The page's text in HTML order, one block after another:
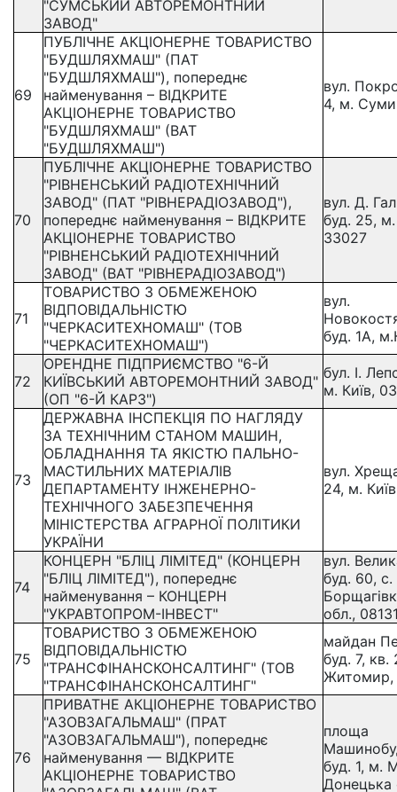
"СУМСЬКИЙ АВТОРЕМОНТНИЙ
ЗАВОД"
69
ПУБЛІЧНЕ АКЦIОНЕРНЕ ТОВАРИСТВО
"БУДШЛЯХМАШ" (ПАТ
"БУДШЛЯХМАШ"), попереднє
найменування – ВIДКРИТЕ
АКЦIОНЕРНЕ ТОВАРИСТВО
"БУДШЛЯХМАШ" (ВАТ
"БУДШЛЯХМАШ")
вул.
4, м.
70
ПУБЛІЧНЕ АКЦІОНЕРНЕ ТОВАРИСТВО
"РІВНЕНСЬКИЙ РАДІОТЕХНІЧНИЙ
ЗАВОД" (ПАТ "РІВНЕРАДІОЗАВОД"),
попереднє найменування – ВІДКРИТЕ
АКЦІОНЕРНЕ ТОВАРИСТВО
"РІВНЕНСЬКИЙ РАДІОТЕХНІЧНИЙ
ЗАВОД" (ВАТ "РІВНЕРАДІОЗАВОД")
вул. Д.
буд. 25, м.
33027
71
ТОВАРИСТВО З ОБМЕЖЕНОЮ
ВІДПОВІДАЛЬНІСТЮ
"ЧЕРКАСИТЕХНОМАШ" (ТОВ
"ЧЕРКАСИТЕХНОМАШ")
вул.
буд. 1А,
72
ОРЕНДНЕ ПІДПРИЄМСТВО "6-Й
КИЇВСЬКИЙ АВТОРЕМОНТНИЙ ЗАВОД"
(ОП "6-Й КАРЗ")
бул. І.
м. Київ,
73
ДЕРЖАВНА ІНСПЕКЦІЯ ПО НАГЛЯДУ
ЗА ТЕХНІЧНИМ СТАНОМ МАШИН,
ОБЛАДНАННЯ ТА ЯКІСТЮ ПАЛЬНО-
МАСТИЛЬНИХ МАТЕРІАЛІВ
ДЕПАРТАМЕНТУ ІНЖЕНЕРНО-
ТЕХНІЧНОГО ЗАБЕЗПЕЧЕННЯ
МІНІСТЕРСТВА АГРАРНОЇ ПОЛІТИКИ
УКРАЇНИ
вул.
24, м.
74
КОНЦЕРН "БЛІЦ ЛІМІТЕД" (КОНЦЕРН
"БЛІЦ ЛІМІТЕД"), попереднє
найменування – КОНЦЕРН
"УКРАВТОПРОМ-ІНВЕСТ"
вул.
буд. 60, с.
обл.,
75
ТОВАРИСТВО З ОБМЕЖЕНОЮ
ВІДПОВІДАЛЬНІСТЮ
"ТРАНСФІНАНСКОНСАЛТИНГ" (ТОВ
"ТРАНСФІНАНСКОНСАЛТИНГ"
майдан
буд. 7, кв.
Житомир,
76
ПРИВАТНЕ АКЦІОНЕРНЕ ТОВАРИСТВО
"АЗОВЗАГАЛЬМАШ" (ПРАТ
"АЗОВЗАГАЛЬМАШ"), попереднє
найменування — ВІДКРИТЕ
АКЦІОНЕРНЕ ТОВАРИСТВО
площа
буд. 1, м.
Донецька